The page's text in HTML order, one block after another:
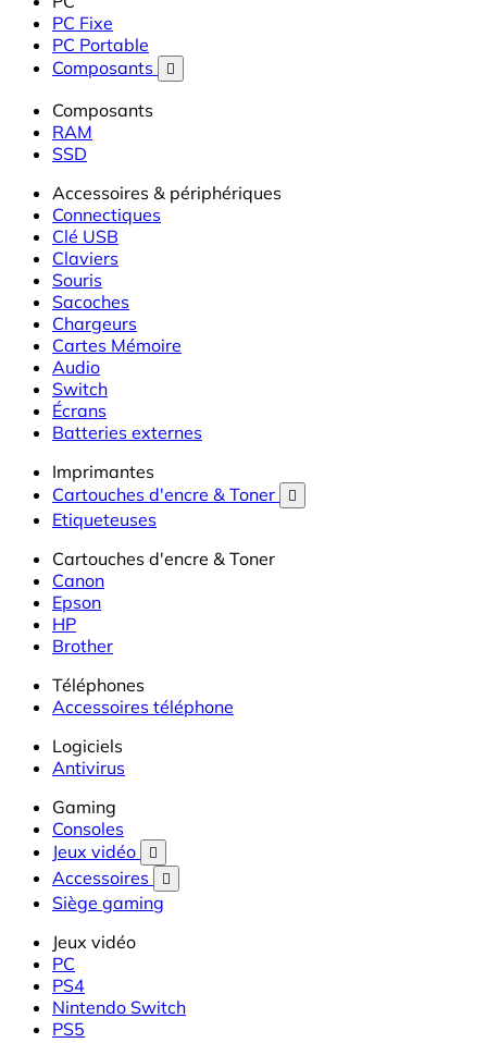
PC Fixe
PC Portable
Composants

Composants
RAM
SSD
Accessoires & périphériques
Connectiques
Clé USB
Claviers
Souris
Sacoches
Chargeurs
Cartes Mémoire
Audio
Switch
Écrans
Batteries externes
Imprimantes
Cartouches d'encre & Toner

Etiqueteuses
Cartouches d'encre & Toner
Canon
Epson
HP
Brother
Téléphones
Accessoires téléphone
Logiciels
Antivirus
Gaming
Consoles
Jeux vidéo

Accessoires 
Siège gaming
Jeux vidéo
PC
PS4
Nintendo Switch
PS5